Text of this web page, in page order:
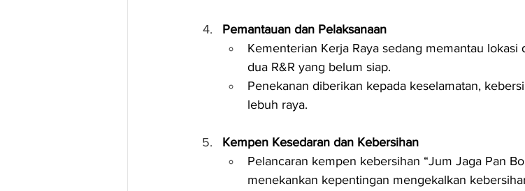
Pemantauan dan Pelaksanaan
Kementerian Kerja Raya sedang memantau
dua R&R yang belum siap.
Penekanan diberikan kepada keselamatan,
lebuh raya.
Kempen Kesedaran dan Kebersihan
Pelancaran kempen kebersihan “Jum Jaga Pan
menekankan kepentingan mengekalkan